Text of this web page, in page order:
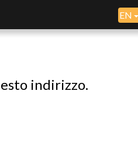
EN
indirizzo.